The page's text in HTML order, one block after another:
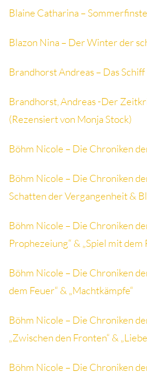
Blaine Catharina –
Blazon Nina – Der Winter der
Brandhorst Andreas – Das Schiff
Brandhorst, Andreas -Der
(Rezensiert von Monja Stock)
Böhm Nicole – Die Chroniken
Böhm Nicole – Die Chroniken
Schatten der Vergangenheit &
Böhm Nicole – Die Chroniken
Prophezeiung“ & „Spiel mit dem
Böhm Nicole – Die Chroniken
dem Feuer“ & „Machtkämpfe“
Böhm Nicole – Die Chroniken
„Zwischen den Fronten“ &
Böhm Nicole – Die Chroniken